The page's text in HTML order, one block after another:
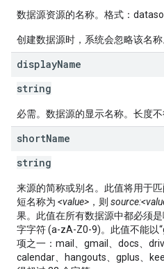
数据源资源的名称。格式：
创建数据源时，系统会忽略该名称
displayName
string
必需。数据源的显示名称。长度不
shortName
string
来源的简称或别名。此值将用于
短名称为 <value> ，则
果。此值在所有数据源中都必须
字字符 (a-zA-Z0-9)。此值不能以
项之一：mail、gmail、docs、
calendar、hangouts、gplus、